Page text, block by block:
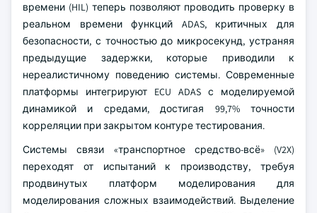
времени (HIL) теперь позволяют проводить проверку в
реальном времени функций ADAS, критичных для
безопасности, с точностью до микросекунд, устраняя
предыдущие задержки, которые приводили к
нереалистичному поведению системы. Современные
платформы интегрируют ECU ADAS с моделируемой
динамикой и средами, достигая 99,7% точности
корреляции при закрытом контуре тестирования.
Системы связи «транспортное средство-всё» (V2X)
переходят от испытаний к производству, требуя
продвинутых платформ моделирования для
моделирования сложных взаимодействий. Выделение